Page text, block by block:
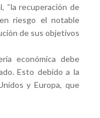
“la recuperación de
riesgo el notable
de sus objetivos
económica debe
Esto debido a la
y Europa, que